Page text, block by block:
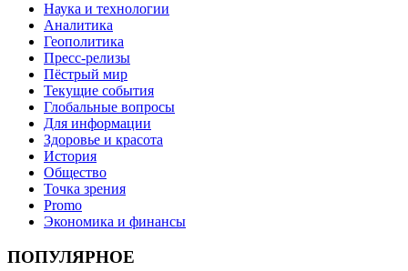
Наука и технологии
Аналитика
Геополитика
Пресс-релизы
Пёстрый мир
Текущие события
Глобальные вопросы
Для информации
Здоровье и красота
История
Общество
Точка зрения
Promo
Экономика и финансы
ПОПУЛЯРНОЕ